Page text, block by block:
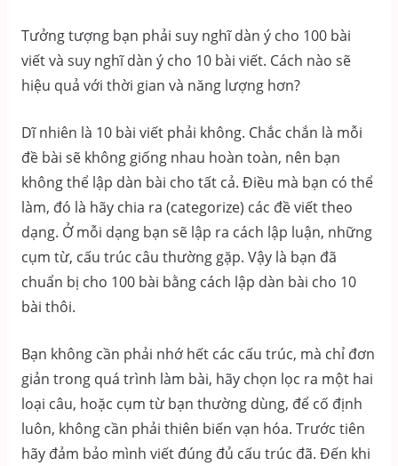
Tưởng tượng bạn phải suy nghĩ dàn ý cho 100 bài
viết và suy nghĩ dàn ý cho 10 bài viết. Cách nào sẽ
hiệu quả với thời gian và năng lượng hơn?
Dĩ nhiên là 10 bài viết phải không. Chắc chắn là mỗi
đề bài sẽ không giống nhau hoàn toàn, nên bạn
không thể lập dàn bài cho tất cả. Điều mà bạn có thể
làm, đó là hãy chia ra (categorize) các đề viết theo
dạng. Ở mỗi dạng bạn sẽ lập ra cách lập luận, những
cụm từ, cấu trúc câu thường gặp. Vậy là bạn đã
chuẩn bị cho 100 bài bằng cách lập dàn bài cho 10
bài thôi.
Bạn không cần phải nhớ hết các cấu trúc, mà chỉ đơn
giản trong quá trình làm bài, hãy chọn lọc ra một hai
loại câu, hoặc cụm từ bạn thường dùng, để cố định
luôn, không cần phải thiên biến vạn hóa. Trước tiên
hãy đảm bảo mình viết đúng đủ cấu trúc đã. Đến khi